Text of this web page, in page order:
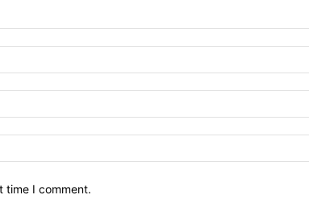
time I comment.